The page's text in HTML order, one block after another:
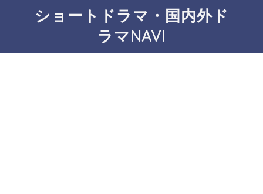
ショートドラマ・国内外ド
ラマNAVI